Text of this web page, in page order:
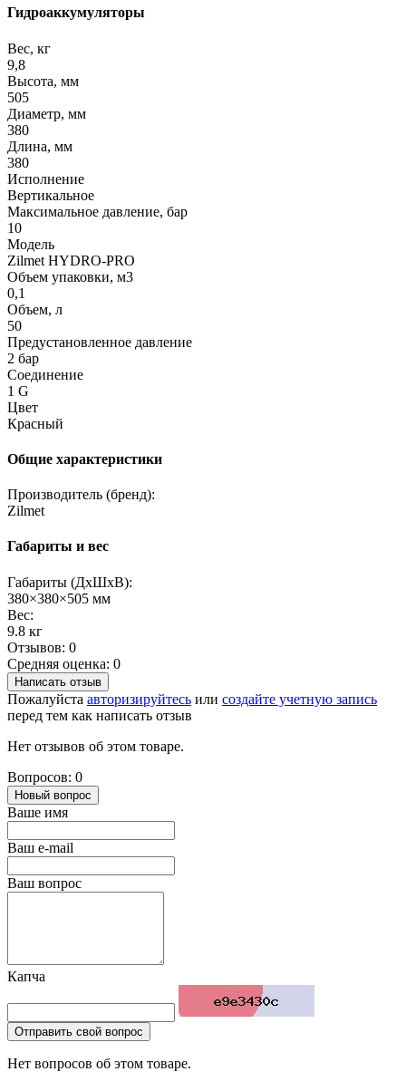
Гидроаккумуляторы
Вес, кг
9,8
Высота, мм
505
Диаметр, мм
380
Длина, мм
380
Исполнение
Вертикальное
Максимальное давление, бар
10
Модель
Zilmet HYDRO-PRO
Объем упаковки, м3
0,1
Объем, л
50
Предустановленное давление
2 бар
Соединение
1 G
Цвет
Красный
Общие характеристики
Производитель (бренд):
Zilmet
Габариты и вес
Габариты (ДхШхВ):
380×380×505 мм
Вес:
9.8 кг
Отзывов: 0
Средняя оценка: 0
Написать отзыв
Пожалуйста авторизируйтесь или создайте учетную запись
перед тем как написать отзыв
Нет отзывов об этом товаре.
Вопросов: 0
Новый вопрос
Ваше имя
Ваш e-mail
Ваш вопрос
Капча
Отправить свой вопрос
Нет вопросов об этом товаре.